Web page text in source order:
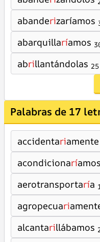
abanderizaríamos
abarquillaríamos
abrillantándolas 25
Palabras de 17
accidentariamente
acondicionaríamos
aerotransportaría
agropecuari
alcantarillábamos